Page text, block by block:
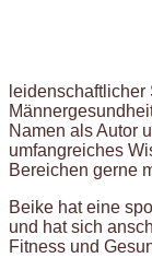
Namen als Autor
umfangreiches
Bereichen gerne
Beike hat eine
und hat sich
Fitness und